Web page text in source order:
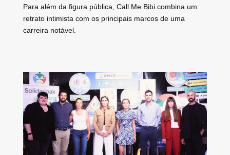
Para além da figura pública, Call Me Bibi combina um
retrato intimista com os principais marcos de uma
carreira notável.